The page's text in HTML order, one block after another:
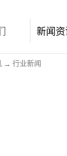
新闻资
→ 行业新闻